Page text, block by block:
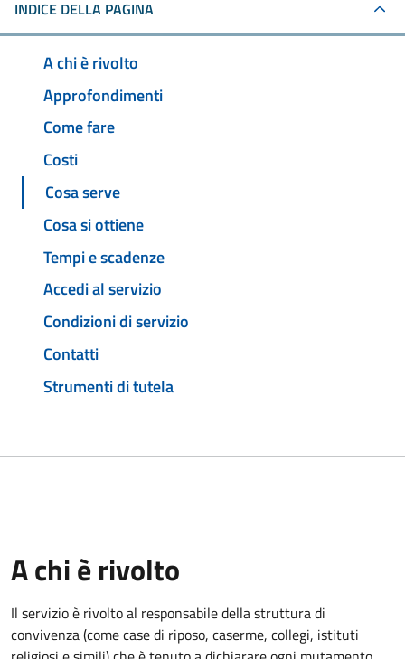
INDICE DELLA PAGINA
A chi è rivolto
Approfondimenti
Come fare
Costi
Cosa serve
Cosa si ottiene
Tempi e scadenze
Accedi al servizio
Condizioni di servizio
Contatti
Strumenti di tutela
A chi è rivolto
Il servizio è rivolto al responsabile della struttura di
convivenza (come case di riposo, caserme, collegi, istituti